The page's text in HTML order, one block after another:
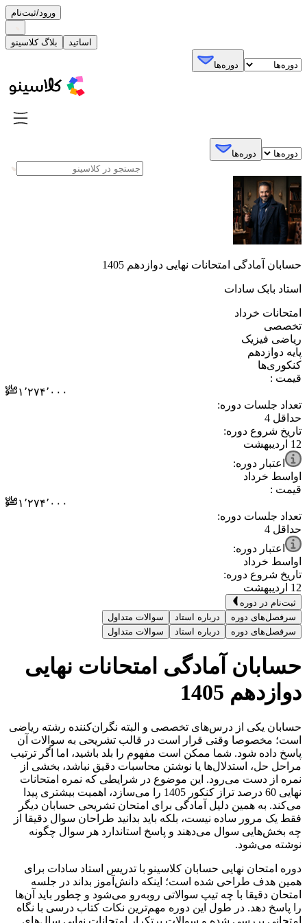
ورود/ثبت‌نام
بلاگ کلاسینو اساتید
دوره‌ها
دوره‌ها
حسابان آمادگی امتحانات نهایی دوازدهم 1405
استاد بابک سادات
⁧امتحانات خرداد⁩
⁧تخصصی⁩
⁧ریاضی فیزیک⁩
⁧پایه دوازدهم⁩
⁧کنکوری‌ها⁩
قیمت :
۱٬۲۷۴٬۰۰۰
تعداد جلسات دوره:
حداقل 4
تاریخ شروع دوره:
12 اردیبهشت
اعتبار دوره:
اواسط خرداد
قیمت :
۱٬۲۷۴٬۰۰۰
تعداد جلسات دوره:
حداقل 4
اعتبار دوره:
اواسط خرداد
تاریخ شروع دوره:
12 اردیبهشت
ثبت‌نام در دوره
سرفصل‌های دوره
درباره استاد
سوالات متداول
سرفصل‌های دوره
درباره استاد سوالات متداول
حسابان آمادگی امتحانات نهایی
دوازدهم 1405
حسابان یکی از درس‌های تخصصی و البته نگران‌کننده رشته ریاضی
است؛ مخصوصا وقتی قرار است در قالب تشریحی به سوالات آن
پاسخ داده شود. شما ممکن است مفهوم را بلد باشید، اما اگر ترتیب
مراحل حل، استدلال‌ها یا نوشتن محاسبات دقیق نباشد، بخشی از
نمره از دست می‌رود. این موضوع در شرایطی که نمره امتحانات
نهایی 60 درصد تراز کنکور 1405 را می‌سازد، اهمیت بیشتری پیدا
می‌کند. به همین دلیل آمادگی برای امتحان تشریحی حسابان دیگر
فقط یک مرور ساده نیست، بلکه باید بدانید طراحان سوال دقیقا از
چه بخش‌هایی سوال می‌دهند و پاسخ استاندارد هر سوال چگونه
نوشته می‌شود.
دوره امتحان نهایی حسابان کلاسینو با تدریس استاد سادات برای
همین هدف طراحی شده است؛ اینکه دانش‌آموز بداند در جلسه
امتحان دقیقا با چه تیپ سوالاتی روبه‌رو می‌شود و چطور باید آن‌ها
را پاسخ دهد. در طول این دوره مهم‌ترین نکات کتاب درسی با نگاه
امتحانی بررسی شده و سوالات پرتکرار امتحانات نهایی سال‌های